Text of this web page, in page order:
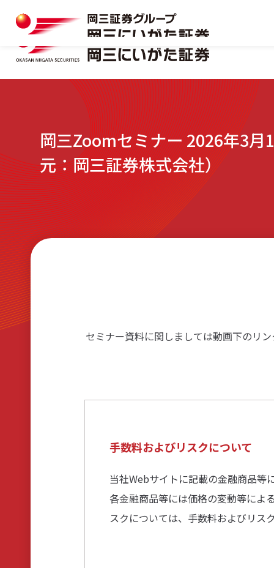
岡三にいがた証券の特長
おトクな制度を味方につける
株式
NISA
マーケット情報一覧
キャンペーン情報
本店
十日町支店
見附支店
新発田支店
小千谷営業所
口座開設
資料請求フォーム
岡三にいがた証券の特長
おトクな制度を味方につける
株式
NISA
相続・贈与サポート
マーケット情報一覧
キャンペーン情報
十日町支店
見附支店
新発田支店
小千谷営業所
口座開設
資料請求フォーム
岡三Zoomセミナー 2026年3
元：岡三証券株式会社）
セミナー資料に関しましては動画下のリ
手数料およびリスクについて
当社Webサイトに記載の金融商品等
各金融商品等には価格の変動等によ
スクについては、手数料およびリス